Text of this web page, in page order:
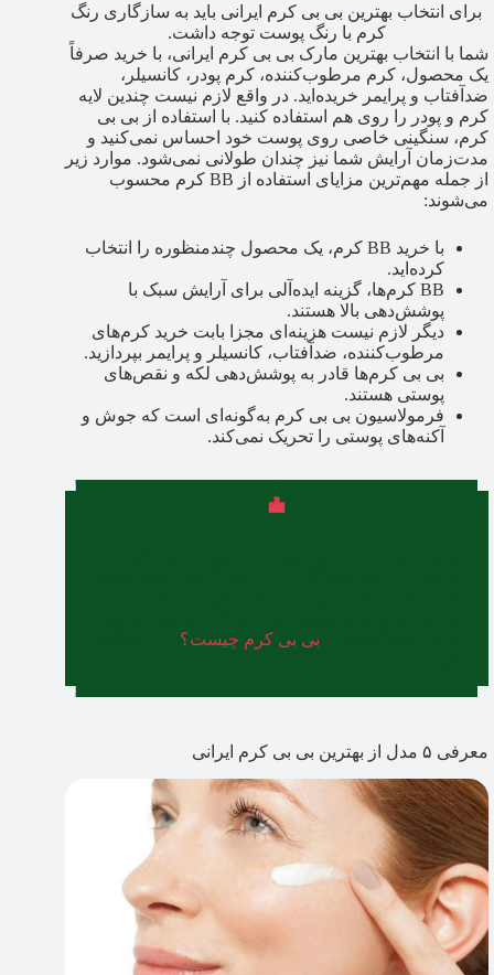
برای انتخاب بهترین بی بی کرم ایرانی باید به سازگاری رنگ
کرم با رنگ پوست توجه داشت.
شما با انتخاب بهترین مارک بی بی کرم ایرانی، با خرید صرفاً
یک محصول، کرم مرطوب‌کننده، کرم پودر، کانسیلر،
ضدآفتاب و پرایمر خریده‌اید. در واقع لازم نیست چندین لایه
کرم و پودر را روی هم استفاده کنید. با استفاده از بی بی
کرم، سنگینی خاصی روی پوست خود احساس نمی‌کنید و
مدت‌زمان آرایش شما نیز چندان طولانی نمی‌شود. موارد زیر
از جمله مهم‌ترین مزایای استفاده از BB کرم محسوب
می‌شوند:
با خرید BB کرم، یک محصول چندمنظوره را انتخاب
کرده‌اید.
BB کرم‌ها، گزینه ایده‌آلی برای آرایش سبک با
پوشش‌‌دهی بالا هستند.
دیگر لازم نیست هزینه‌ای مجزا بابت خرید کرم‌های
مرطوب‌کننده، ضدآفتاب، کانسیلر و پرایمر بپردازید.
بی بی کرم‌ها قادر به پوشش‌دهی لکه و نقص‌های
پوستی هستند.
فرمولاسیون بی بی کرم به‌گونه‌ای است که جوش و
آکنه‌های پوستی را تحریک نمی‌کند.
بی بی کرم چیست؟
معرفی ۵ مدل از بهترین بی بی کرم ایرانی